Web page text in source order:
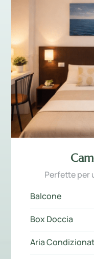
Perfette per
Balcone
Box Doccia
Aria